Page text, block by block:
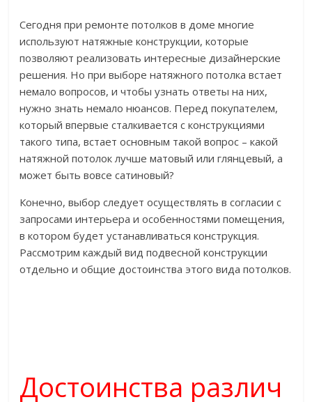
Сегодня при ремонте потолков в доме многие
используют натяжные конструкции, которые
позволяют реализовать интересные дизайнерские
решения. Но при выборе натяжного потолка встает
немало вопросов, и чтобы узнать ответы на них,
нужно знать немало нюансов. Перед покупателем,
который впервые сталкивается с конструкциями
такого типа, встает основным такой вопрос – какой
натяжной потолок лучше матовый или глянцевый, а
может быть вовсе сатиновый?
Конечно, выбор следует осуществлять в согласии с
запросами интерьера и особенностями помещения,
в котором будет устанавливаться конструкция.
Рассмотрим каждый вид подвесной конструкции
отдельно и общие достоинства этого вида потолков.
Достоинства различ